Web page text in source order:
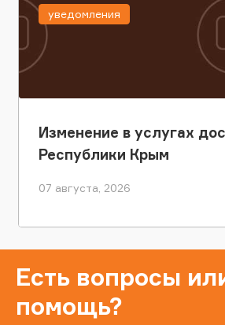
Изменение в услугах
Республики Крым
07 августа, 2026
уведомления
Есть вопросы
помощь?